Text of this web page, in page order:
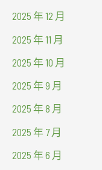
2025 年 12 月
2025 年 11 月
2025 年 10 月
2025 年 9 月
2025 年 8 月
2025 年 7 月
2025 年 6 月